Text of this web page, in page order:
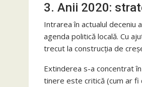
3. Anii 2020:
Intrarea în actualul deceniu
agenda politică locală. Cu
trecut la construcția de
Extinderea s-a concentrat
tinere este critică (cum ar fi